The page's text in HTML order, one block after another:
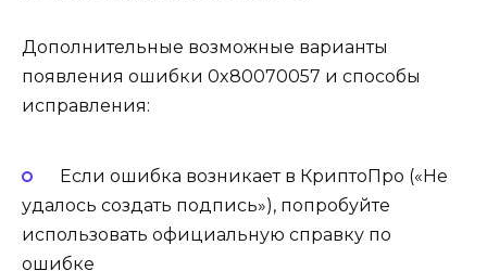
Дополнительные возможные варианты
появления ошибки 0x80070057 и способы
исправления:
Если ошибка возникает в КриптоПро («Не
удалось создать подпись»), попробуйте
использовать официальную справку по
ошибке